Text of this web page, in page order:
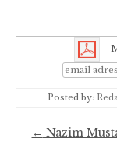
Posted by:
Post navigation
← Nazim